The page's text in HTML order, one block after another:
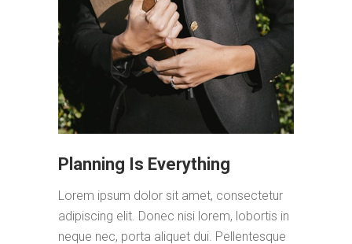
Planning Is Everything
Lorem ipsum dolor sit amet, consectetur
adipiscing elit. Donec nisi lorem, lobortis in
neque nec, porta aliquet dui. Pellentesque